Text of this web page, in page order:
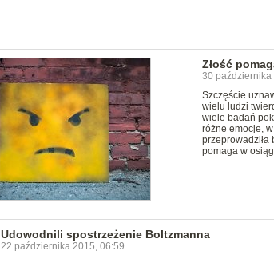
Złość
30 października
Szczęście
wielu ludzi
wiele badań
różne emocje,
przeprowadziła
pomaga w
Udowodnili spostrzeżenie Boltzmanna
22 października 2015, 06:59